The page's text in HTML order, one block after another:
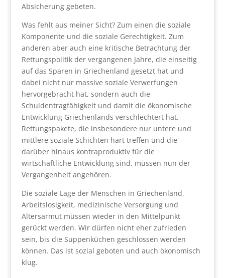
Absicherung gebeten.
Was fehlt aus meiner Sicht? Zum einen die soziale
Komponente und die soziale Gerechtigkeit. Zum
anderen aber auch eine kritische Betrachtung der
Rettungspolitik der vergangenen Jahre, die einseitig
auf das Sparen in Griechenland gesetzt hat und
dabei nicht nur massive soziale Verwerfungen
hervorgebracht hat, sondern auch die
Schuldentragfähigkeit und damit die ökonomische
Entwicklung Griechenlands verschlechtert hat.
Rettungspakete, die insbesondere nur untere und
mittlere soziale Schichten hart treffen und die
darüber hinaus kontraproduktiv für die
wirtschaftliche Entwicklung sind, müssen nun der
Vergangenheit angehören.
Die soziale Lage der Menschen in Griechenland,
Arbeitslosigkeit, medizinische Versorgung und
Altersarmut müssen wieder in den Mittelpunkt
gerückt werden. Wir dürfen nicht eher zufrieden
sein, bis die Suppenküchen geschlossen werden
können. Das ist sozial geboten und auch ökonomisch
klug.